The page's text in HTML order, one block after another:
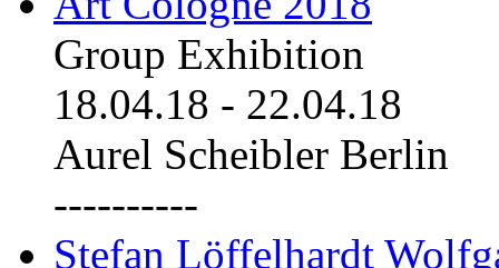
Group Exhibition
18.04.18 - 22.04.18
Aurel Scheibler Berlin
----------
Stefan Löffelhardt